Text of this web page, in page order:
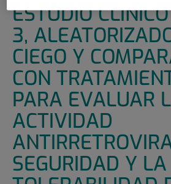
ESTUDIO
3,
CIEGO Y
CON
PARA EVALUAR
ACTIVIDAD
SEGURIDAD Y LA